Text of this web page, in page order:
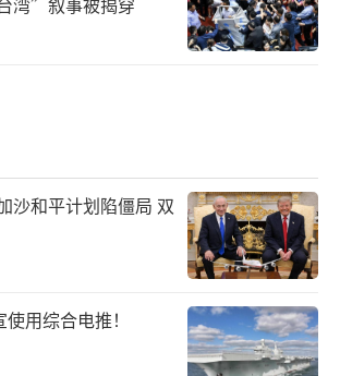
沙和平计划陷僵局 双
用综合电推！